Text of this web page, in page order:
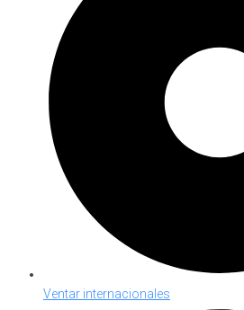
Ventar internacionales